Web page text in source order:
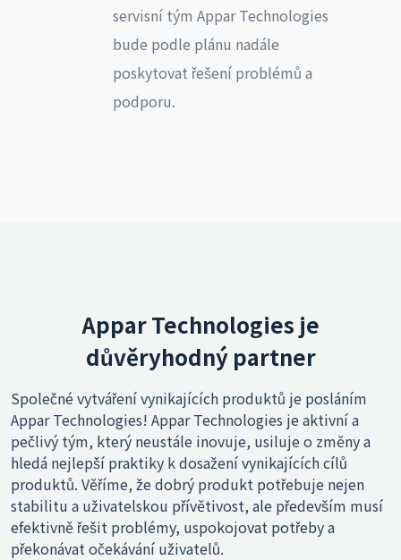
servisní tým Appar Technologies
bude podle plánu nadále
poskytovat řešení problémů a
podporu.
Appar Technologies je
důvěryhodný partner
Společné vytváření vynikajících produktů je posláním
Appar Technologies! Appar Technologies je aktivní a
pečlivý tým, který neustále inovuje, usiluje o změny a
hledá nejlepší praktiky k dosažení vynikajících cílů
produktů. Věříme, že dobrý produkt potřebuje nejen
stabilitu a uživatelskou přívětivost, ale především musí
efektivně řešit problémy, uspokojovat potřeby a
překonávat očekávání uživatelů.